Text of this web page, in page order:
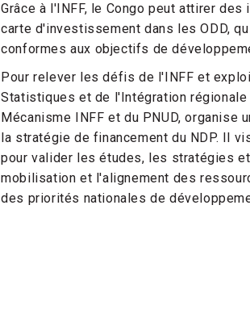
Grâce à l'INFF, le Congo peut attirer
carte d'investissement dans les ODD,
conformes aux objectifs de
Pour relever les défis de l'INFF et
Statistiques et de l'Intégration
Mécanisme INFF et du PNUD,
la stratégie de financement du NDP. Il
pour valider les études, les stratégies
mobilisation et l'alignement des
des priorités nationales de